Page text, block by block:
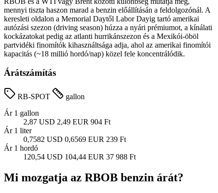
mennyi tiszta haszon marad a benzin előállításán a feldolgozónál. A
keresleti oldalon a Memorial Daytől Labor Dayig tartó amerikai
autózási szezon (driving season) húzza a nyári prémiumot, a kínálati
kockázatokat pedig az atlanti hurrikánszezon és a Mexikói-öböl
partvidéki finomítók kihasználtsága adja, ahol az amerikai finomítói
kapacitás (~18 millió hordó/nap) közel fele koncentrálódik.
Árátszámítás
RB-SPOT
gallon
Ár 1 gallon
2,87 USD 2,49 EUR 904 Ft
Ár 1 liter
0,7582 USD 0,6569 EUR 239 Ft
Ár 1 hordó
120,54 USD 104,44 EUR 37 988 Ft
Mi mozgatja az RBOB benzin árát?